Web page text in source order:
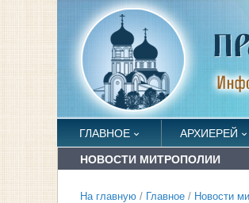
ГЛАВНОЕ АРХИЕРЕЙ
НОВОСТИ МИТРОПОЛИИ
На главную / Главное / Новости